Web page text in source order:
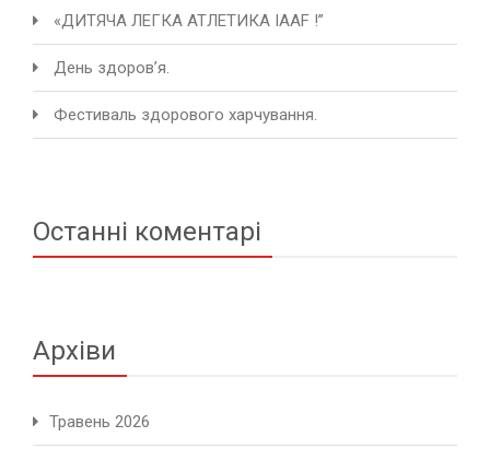
«ДИТЯЧА ЛЕГКА АТЛЕТИКА IAAF !”
День здоров’я.
Фестиваль здорового харчування.
Останні коментарі
Архіви
Травень 2026